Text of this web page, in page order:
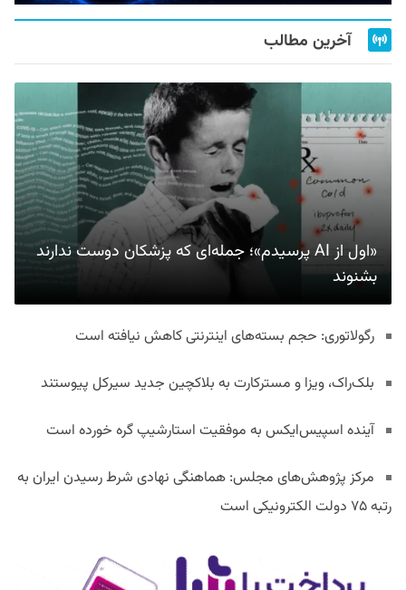
آخرین مطالب
«اول از AI پرسیدم»؛ جمله‌ای که پزشکان دوست ندارند
بشنوند
رگولاتوری: حجم بسته‌های اینترنتی کاهش نیافته است
بلک‌راک، ویزا و مسترکارت به بلاکچین جدید سیرکل پیوستند
آینده اسپیس‌ایکس به موفقیت استارشیپ گره خورده است
مرکز پژوهش‌های مجلس: هماهنگی نهادی شرط رسیدن ایران به
رتبه ۷۵ دولت الکترونیکی است